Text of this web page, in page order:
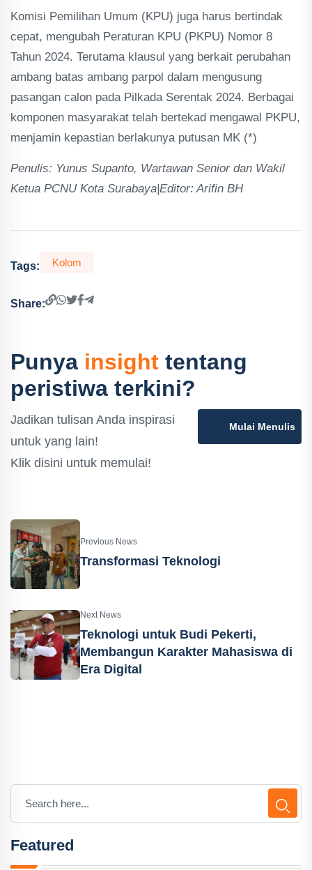
Komisi Pemilihan Umum (KPU) juga harus bertindak
cepat, mengubah Peraturan KPU (PKPU) Nomor 8
Tahun 2024. Terutama klausul yang berkait perubahan
ambang batas ambang parpol dalam mengusung
pasangan calon pada Pilkada Serentak 2024. Berbagai
komponen masyarakat telah bertekad mengawal PKPU,
menjamin kepastian berlakunya putusan MK (*)
Penulis: Yunus Supanto, Wartawan Senior dan Wakil
Ketua PCNU Kota Surabaya|Editor: Arifin BH
Tags: Kolom
Share:
Punya insight tentang
peristiwa terkini?
Jadikan tulisan Anda inspirasi
untuk yang lain!
Klik disini untuk memulai!
Mulai Menulis
Previous News
Transformasi Teknologi
Next News
Teknologi untuk Budi Pekerti,
Membangun Karakter Mahasiswa di
Era Digital
Featured